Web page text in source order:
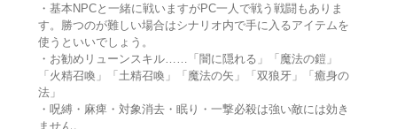
・基本NPCと一緒に戦いますがPC一人で戦う戦闘もありま
す。勝つのが難しい場合はシナリオ内で手に入るアイテムを
使うといいでしょう。
・お勧めリューンスキル……「闇に隠れる」「魔法の鎧」
「火精召喚」「土精召喚」「魔法の矢」「双狼牙」「癒身の
法」
・呪縛・麻痺・対象消去・眠り・一撃必殺は強い敵には効き
ません。